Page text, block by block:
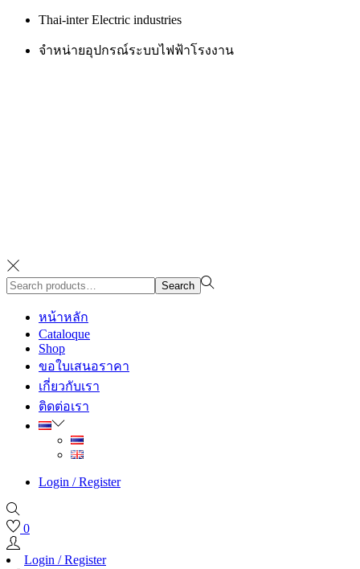
Thai-inter Electric industries
จำหน่ายอุปกรณ์ระบบไฟฟ้าโรงงาน
Search
for:>
Search
หน้าหลัก
Cataloque
Shop
ขอใบเสนอราคา
เกี่ยวกับเรา
ติดต่อเรา
Login / Register
0
Login / Register